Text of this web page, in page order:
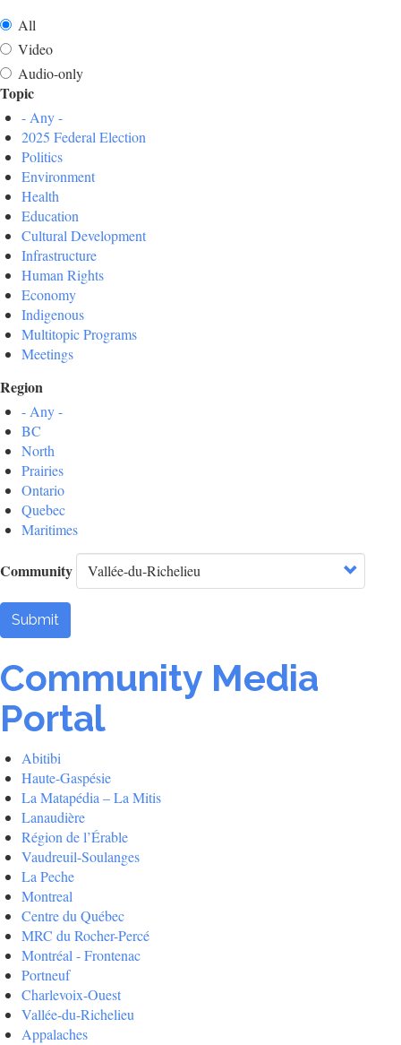
All
Video
Audio-only
Topic
- Any -
2025 Federal Election
Politics
Environment
Health
Education
Cultural Development
Infrastructure
Human Rights
Economy
Indigenous
Multitopic Programs
Meetings
Region
- Any -
BC
North
Prairies
Ontario
Quebec
Maritimes
Community
Submit
Community Media
Portal
Abitibi
Haute-Gaspésie
La Matapédia – La Mitis
Lanaudière
Région de l’Érable
Vaudreuil-Soulanges
La Peche
Montreal
Centre du Québec
MRC du Rocher-Percé
Montréal - Frontenac
Portneuf
Charlevoix-Ouest
Vallée-du-Richelieu
Appalaches